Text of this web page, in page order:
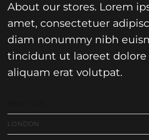
About our stores. Lorem
amet, consectetuer
diam nonummy nibh
tincidunt ut laoreet dolore
aliquam erat volutpat.
LONDON